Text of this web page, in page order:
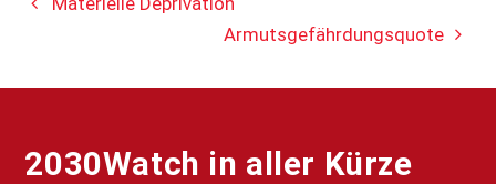
Armutsgefährdungsquote
2030Watch in aller Kürze